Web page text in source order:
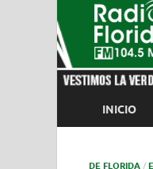
INICIO
DE FLORIDA /